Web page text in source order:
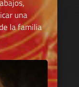
una
la familia